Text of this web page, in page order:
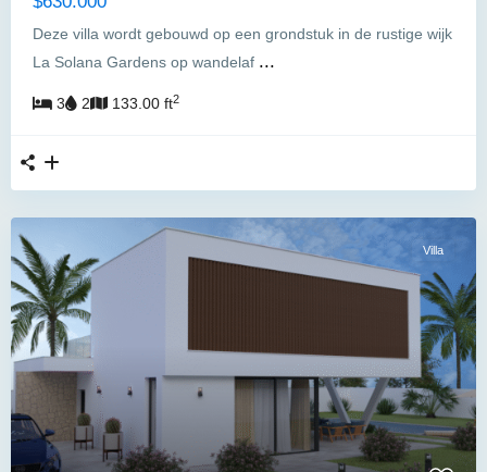
Deze villa wordt gebouwd op een grondstuk in de rustige wijk
La Solana Gardens op wandelaf ...
3 2 133.00 ft2
Villa